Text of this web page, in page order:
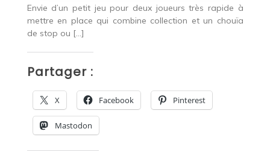
Envie d’un petit jeu pour deux joueurs très rapide à
mettre en place qui combine collection et un chouïa
de stop ou […]
Partager :
X Facebook Pinterest
Mastodon